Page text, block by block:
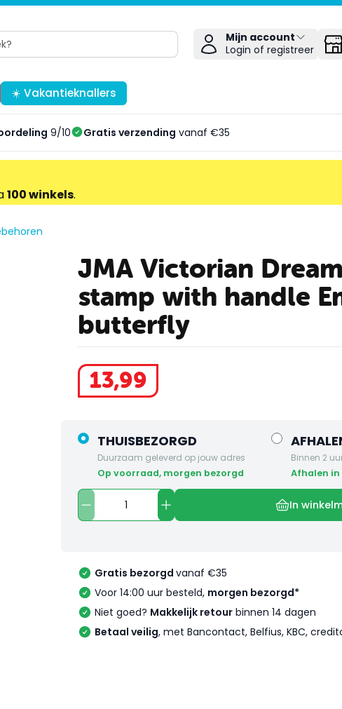
Mijn account
Login of registreer
☀️ Vakantieknallers
9/10 Gratis verzending vanaf €35
100 winkels.
JMA Victorian
stamp with handle
butterfly
13,99
THUISBEZORGD
Duurzaam geleverd op jouw adres
op voorraad, morgen bezorgd
Binnen 2
Afhalen in
In
Gratis bezorgd vanaf €35
Voor 14:00 uur besteld, morgen bezorgd*
Niet goed? Makkelijk retour binnen 14 dagen
Betaal veilig, met Bancontact, Belfius, KBC,